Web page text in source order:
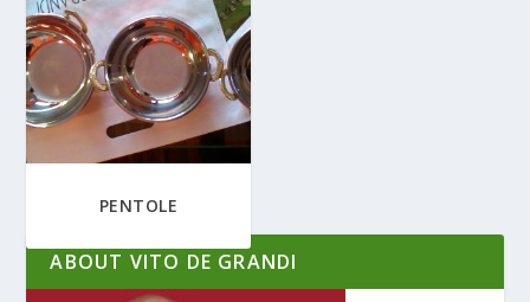
PENTOLE
ABOUT VITO DE GRANDI